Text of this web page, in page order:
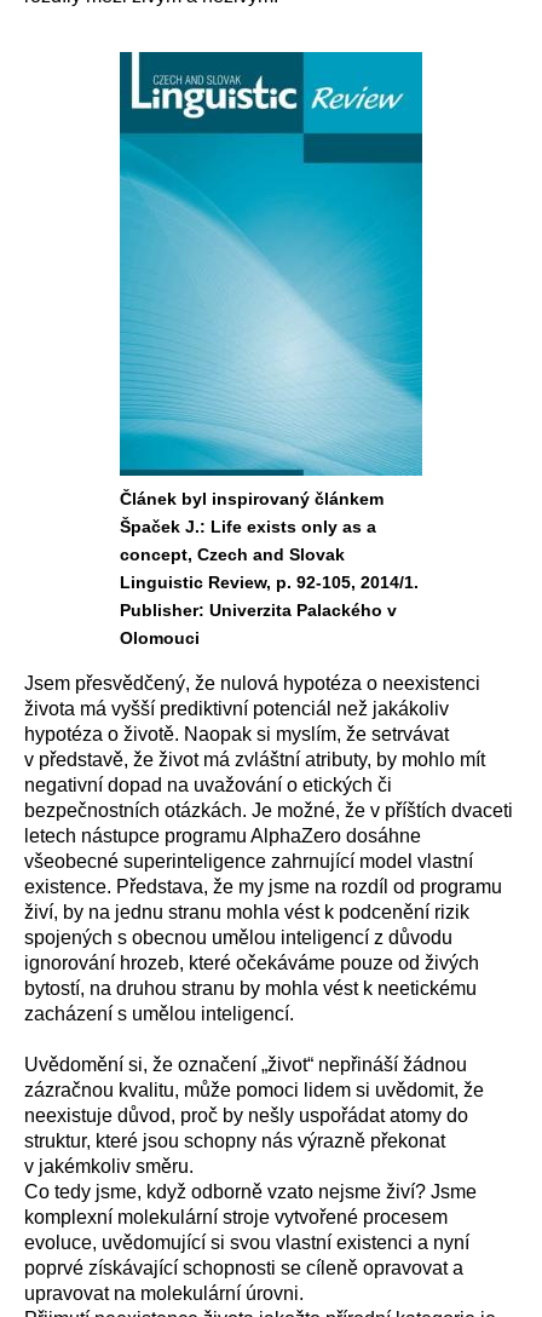
Článek byl inspirovaný článkem
Špaček J.: Life exists only as a
concept, Czech and Slovak
Linguistic Review, p. 92-105, 2014/1.
Publisher: Univerzita Palackého v
Olomouci
Jsem přesvědčený, že nulová hypotéza o neexistenci
života má vyšší prediktivní potenciál než jakákoliv
hypotéza o životě. Naopak si myslím, že setrvávat
v představě, že život má zvláštní atributy, by mohlo mít
negativní dopad na uvažování o etických či
bezpečnostních otázkách. Je možné, že v příštích dvaceti
letech nástupce programu AlphaZero dosáhne
všeobecné superinteligence zahrnující model vlastní
existence. Představa, že my jsme na rozdíl od programu
živí, by na jednu stranu mohla vést k podcenění rizik
spojených s obecnou umělou inteligencí z důvodu
ignorování hrozeb, které očekáváme pouze od živých
bytostí, na druhou stranu by mohla vést k neetickému
zacházení s umělou inteligencí.
Uvědomění si, že označení „život“ nepřináší žádnou
zázračnou kvalitu, může pomoci lidem si uvědomit, že
neexistuje důvod, proč by nešly uspořádat atomy do
struktur, které jsou schopny nás výrazně překonat
v jakémkoliv směru.
Co tedy jsme, když odborně vzato nejsme živí? Jsme
komplexní molekulární stroje vytvořené procesem
evoluce, uvědomující si svou vlastní existenci a nyní
poprvé získávající schopnosti se cíleně opravovat a
upravovat na molekulární úrovni.